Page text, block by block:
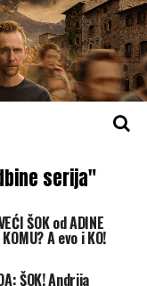
serija"
ŠOK od ADINE
A evo i KO!
ŠOK! Andrija